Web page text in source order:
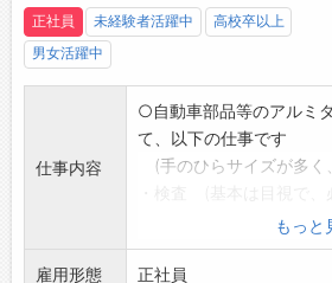
正社員 未経験者活躍中
高校卒以上
男女活躍中
仕事内容
○自動車部品等のアルミ
て、以下の仕事です
(手のひらサイズが多く
・仕上げ作業 (バリ等が
・箱詰め、梱包作業
もっと
雇用形態 正社員